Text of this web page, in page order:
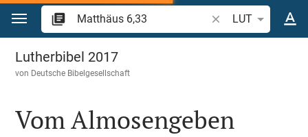
Zum Inhalt springen
Bibelstelle oder
LUT
Matthäus 6
Lutherbibel 2017
von Deutsche Bibelgesellschaft
Vom Almosengeben